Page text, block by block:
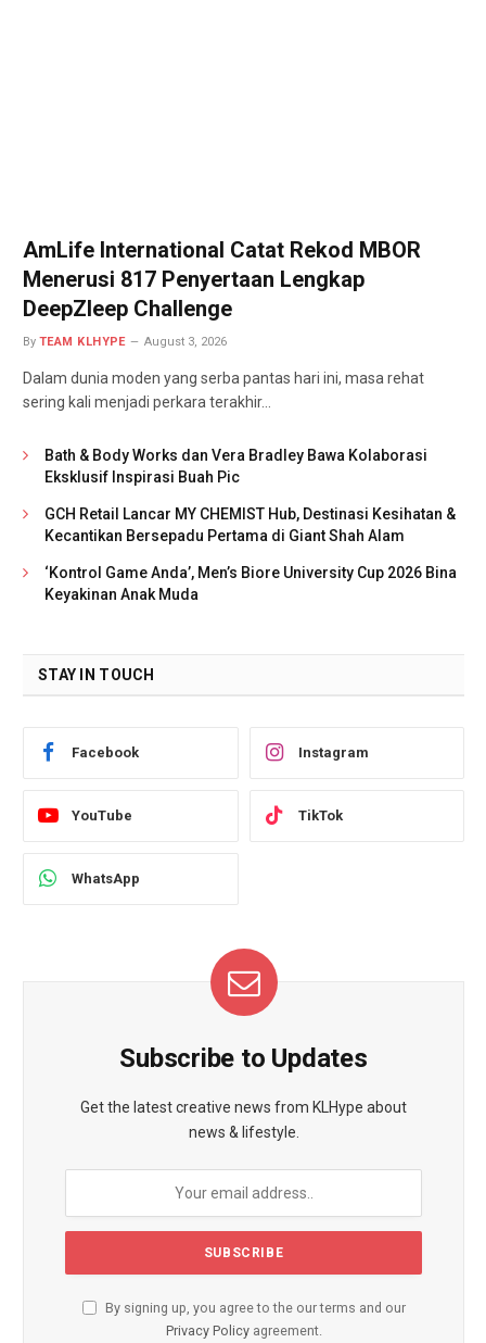
AmLife International Catat Rekod MBOR
Menerusi 817 Penyertaan Lengkap
DeepZleep Challenge
By TEAM KLHYPE August 3, 2026
Dalam dunia moden yang serba pantas hari ini, masa rehat
sering kali menjadi perkara terakhir…
Bath & Body Works dan Vera Bradley Bawa Kolaborasi
Eksklusif Inspirasi Buah Pic
GCH Retail Lancar MY CHEMIST Hub, Destinasi Kesihatan &
Kecantikan Bersepadu Pertama di Giant Shah Alam
‘Kontrol Game Anda’, Men’s Biore University Cup 2026 Bina
Keyakinan Anak Muda
STAY IN TOUCH
Facebook Instagram
YouTube TikTok
WhatsApp
Subscribe to Updates
Get the latest creative news from KLHype about
news & lifestyle.
By signing up, you agree to the our terms and our
Privacy Policyagreement.